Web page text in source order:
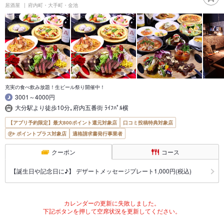
居酒屋 府内町・大手町・金池
充実の食べ飲み放題！生ビール祭り開催中！
3001～4000円
大分駅より徒歩10分｡府内五番街 ﾗｲﾌﾊﾟﾙ横
【アプリ予約限定】最大800ポイント還元対象店
口コミ投稿特典対象店
ポイントプラス対象店
適格請求書発行事業者
クーポン コース
【誕生日や記念日に♪】 デザートメッセージプレート1,000円(税込)
カレンダーの更新に失敗しました。
下記ボタンを押して空席状況を更新してください。